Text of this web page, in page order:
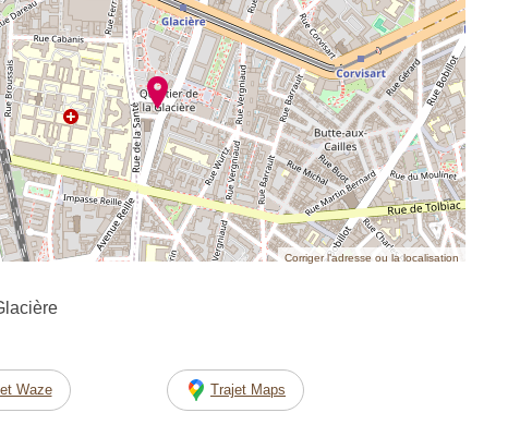
Corriger l’adresse ou la localisation
Waze Trajet Maps